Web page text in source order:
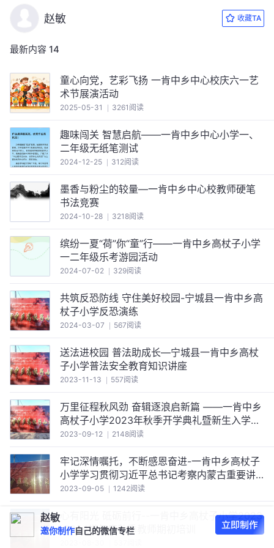
赵敏 收藏TA
最新内容 14
童心向党，艺彩飞扬 一肯中乡中心校庆六一艺
术节展演活动
2025-05-31 3261阅读
趣味闯关 智慧启航——一肯中乡中心小学一、
二年级无纸笔测试
2024-12-25 312阅读
墨香与粉尘的较量—一肯中乡中心校教师硬笔
书法竞赛
2024-10-28 3218阅读
缤纷一夏“荷”你“童”行——一肯中乡高杖子小学
一二年级乐考游园活动
2024-07-02 329阅读
共筑反恐防线 守住美好校园-宁城县一肯中乡高
杖子小学反恐演练
2024-03-07 567阅读
送法进校园 普法助成长—宁城县一肯中乡高杖
子小学普法安全教育知识讲座
2023-11-13 557阅读
万里征程秋风劲 奋辑逐浪启新篇 ——一肯中乡
高杖子小学2023年秋季开学典礼暨新生入学纪
实
2023-09-12 2148阅读
牢记深情嘱托，不断感恩奋进-一肯中乡高杖子
小学学习贯彻习近平总书记考察内蒙古重要讲
话精神集中宣讲活动
2023-09-05 1242阅读
心有阳光 砥砺前行--一肯中乡高杖子小学2023
-2024学年度秋季教师期初培训
赵敏
邀你制作 自己的微信专栏